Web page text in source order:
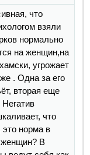
что
взяли
нормально
на женщин,на
угрожает
. Одна за его
вторая еще
что
норма в
женщин? В